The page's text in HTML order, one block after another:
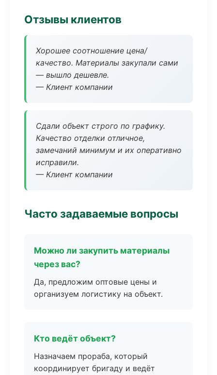
Отзывы клиентов
Хорошее соотношение цена/
качество. Материалы закупали сами
— вышло дешевле.
— Клиент компании
Сдали объект строго по графику.
Качество отделки отличное,
замечаний минимум и их оперативно
исправили.
— Клиент компании
Часто задаваемые вопросы
Можно ли закупить материалы
через вас?
Да, предложим оптовые цены и
организуем логистику на объект.
Кто ведёт объект?
Назначаем прораба, который
координирует бригаду и ведёт